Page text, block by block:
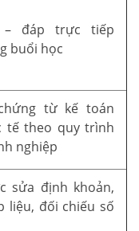
– đáp trực tiếp
buổi học
từ kế toán
tế theo quy trình
nghiệp
sửa định khoản,
liệu, đối chiếu số